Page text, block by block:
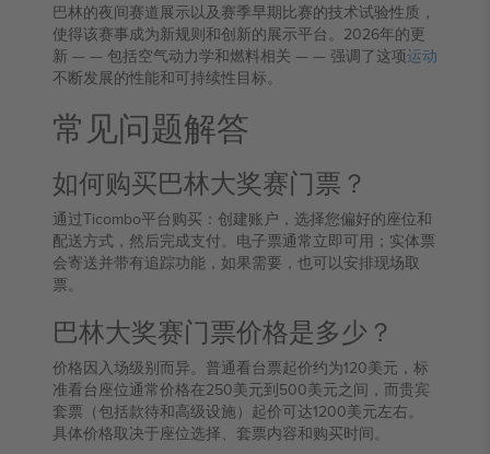
巴林的夜间赛道展示以及赛季早期比赛的技术试验性质，
使得该赛事成为新规则和创新的展示平台。2026年的更
新 — — 包括空气动力学和燃料相关 — — 强调了这项运动
不断发展的性能和可持续性目标。
常见问题解答
如何购买巴林大奖赛门票？
通过Ticombo平台购买：创建账户，选择您偏好的座位和
配送方式，然后完成支付。电子票通常立即可用；实体票
会寄送并带有追踪功能，如果需要，也可以安排现场取
票。
巴林大奖赛门票价格是多少？
价格因入场级别而异。普通看台票起价约为120美元，标
准看台座位通常价格在250美元到500美元之间，而贵宾
套票（包括款待和高级设施）起价可达1200美元左右。
具体价格取决于座位选择、套票内容和购买时间。